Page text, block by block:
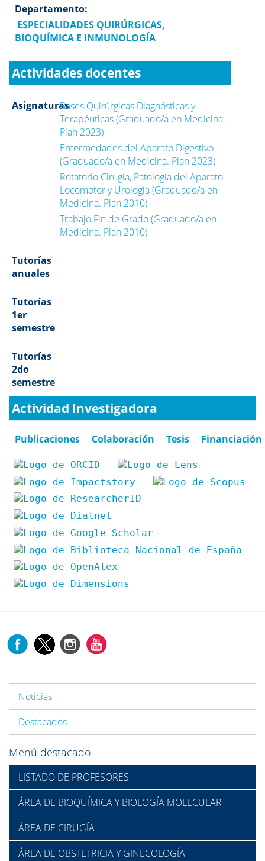
Departamento:
ESPECIALIDADES QUIRÚRGICAS,
BIOQUÍMICA E INMUNOLOGÍA
Actividades docentes
AsignaturasBases Quirúrgicas Diagnósticas y
Terapéuticas (Graduado/a en Medicina.
Plan 2023)
Enfermedades del Aparato Digestivo
(Graduado/a en Medicina. Plan 2023)
Rotatorio Cirugía, Patología del Aparato
Locomotor y Urología (Graduado/a en
Medicina. Plan 2010)
Trabajo Fin de Grado (Graduado/a en
Medicina. Plan 2010)
Tutorías
anuales
Tutorías
1er
semestre
Tutorías
2do
semestre
Actividad Investigadora
Publicaciones Colaboración Tesis Financiación
Noticias
Destacados
Menú destacado
LISTADO DE PROFESORES
ÁREA DE BIOQUÍMICA Y BIOLOGÍA MOLECULAR
ÁREA DE CIRUGÍA
ÁREA DE OBSTETRICIA Y GINECOLOGÍA